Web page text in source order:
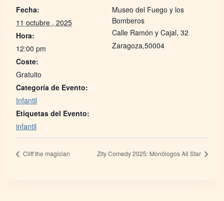
Fecha:
11 octubre , 2025
Hora:
12:00 pm
Coste:
Gratuito
Categoría de Evento:
Infantil
Etiquetas del Evento:
infantil
Museo del Fuego y los
Bomberos
Calle Ramón y Cajal, 32
Zaragoza,50004
Cliff the magician Zity Comedy 2025: Monólogos All Star